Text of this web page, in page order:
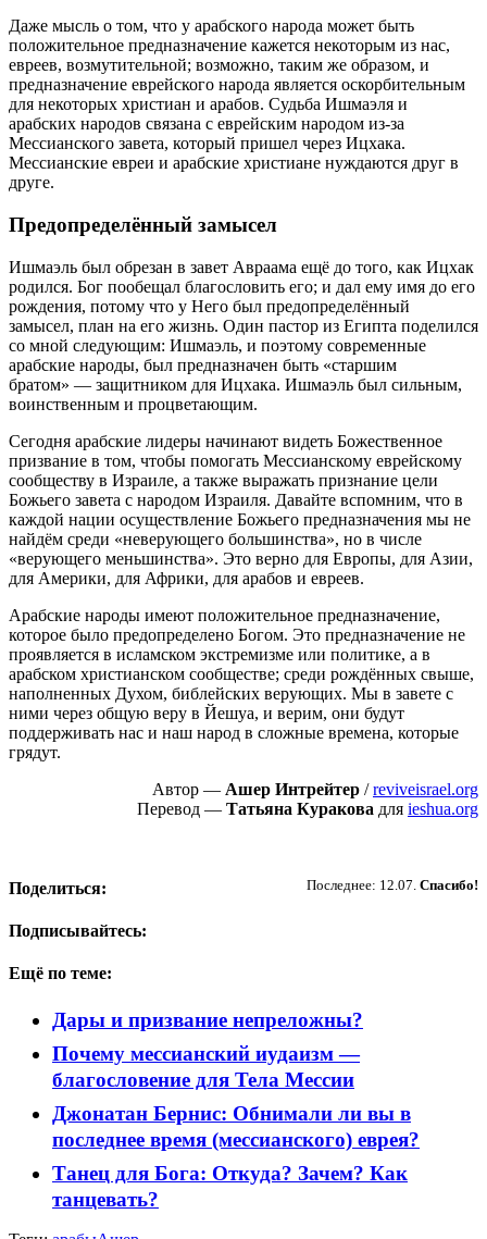
Даже мысль о том, что у арабского народа может быть
положительное предназначение кажется некоторым из нас,
евреев, возмутительной; возможно, таким же образом, и
предназначение еврейского народа является оскорбительным
для некоторых христиан и арабов. Судьба Ишмаэля и
арабских народов связана с еврейским народом из-за
Мессианского завета, который пришел через Ицхака.
Мессианские евреи и арабские христиане нуждаются друг в
друге.
Предопределённый замысел
Ишмаэль был обрезан в завет Авраама ещё до того, как Ицхак
родился. Бог пообещал благословить его; и дал ему имя до его
рождения, потому что у Него был предопределённый
замысел, план на его жизнь. Один пастор из Египта поделился
со мной следующим: Ишмаэль, и поэтому современные
арабские народы, был предназначен быть «старшим
братом» — защитником для Ицхака. Ишмаэль был сильным,
воинственным и процветающим.
Сегодня арабские лидеры начинают видеть Божественное
призвание в том, чтобы помогать Мессианскому еврейскому
сообществу в Израиле, а также выражать признание цели
Божьего завета с народом Израиля. Давайте вспомним, что в
каждой нации осуществление Божьего предназначения мы не
найдём среди «неверующего большинства», но в числе
«верующего меньшинства». Это верно для Европы, для Азии,
для Америки, для Африки, для арабов и евреев.
Арабские народы имеют положительное предназначение,
которое было предопределено Богом. Это предназначение не
проявляется в исламском экстремизме или политике, а в
арабском христианском сообществе; среди рождённых свыше,
наполненных Духом, библейских верующих. Мы в завете с
ними через общую веру в Йешуа, и верим, они будут
поддерживать нас и наш народ в сложные времена, которые
грядут.
Автор — Ашер Интрейтер /reviveisrael.org
Перевод — Татьяна Куракова для ieshua.org
Последнее: 12.07. Спасибо!
Поделиться:
Подписывайтесь:
Ещё по теме:
Дары и призвание непреложны?
Почему мессианский иудаизм —
благословение для Тела Мессии
Джонатан Бернис: Обнимали ли вы в
последнее время (мессианского) еврея?
Танец для Бога: Откуда? Зачем? Как
танцевать?